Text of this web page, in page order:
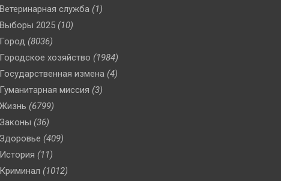
Ветеринарная служба (1)
Выборы 2025 (10)
Город (8036)
Городское хозяйство (1984)
Государственная измена (4)
Гуманитарная миссия (3)
Жизнь (6799)
Законы (36)
Здоровье (409)
История (11)
Криминал (1012)